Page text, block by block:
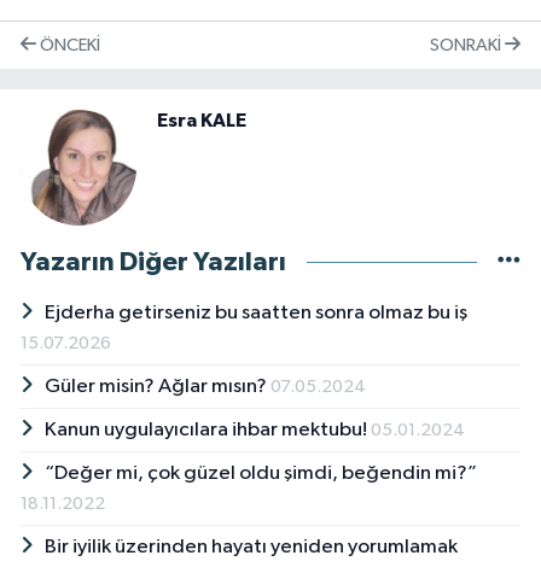
ÖNCEKI SONRAKI
Esra KALE
Yazarın Diğer Yazıları
Ejderha getirseniz bu saatten sonra olmaz bu iş
15.07.2026
Güler misin? Ağlar mısın? 07.05.2024
Kanun uygulayıcılara ihbar mektubu! 05.01.2024
“Değer mi, çok güzel oldu şimdi, beğendin mi?”
18.11.2022
Bir iyilik üzerinden hayatı yeniden yorumlamak